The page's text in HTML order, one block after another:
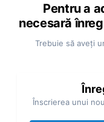
Pentru a
necesară
Trebuie să aveţi
Înscrierea unui